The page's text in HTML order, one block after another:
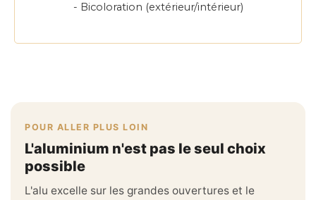
- Bicoloration (extérieur/intérieur)
POUR ALLER PLUS LOIN
L'aluminium n'est pas le seul choix
possible
L'alu excelle sur les grandes ouvertures et le